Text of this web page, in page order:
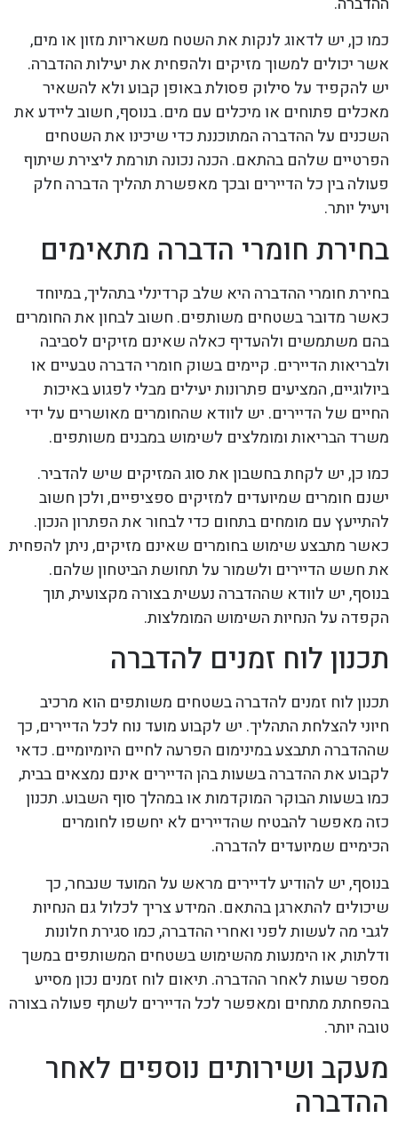
כמו כן, יש לדאוג לנקות את השטח משאריות מזון או מים,
אשר יכולים למשוך מזיקים ולהפחית את יעילות ההדברה.
יש להקפיד על סילוק פסולת באופן קבוע ולא להשאיר
מאכלים פתוחים או מיכלים עם מים. בנוסף, חשוב ליידע את
השכנים על ההדברה המתוכננת כדי שיכינו את השטחים
הפרטיים שלהם בהתאם. הכנה נכונה תורמת ליצירת שיתוף
פעולה בין כל הדיירים ובכך מאפשרת תהליך הדברה חלק
ויעיל יותר.
בחירת חומרי הדברה מתאימים
בחירת חומרי ההדברה היא שלב קרדינלי בתהליך, במיוחד
כאשר מדובר בשטחים משותפים. חשוב לבחון את החומרים
בהם משתמשים ולהעדיף כאלה שאינם מזיקים לסביבה
ולבריאות הדיירים. קיימים בשוק חומרי הדברה טבעיים או
ביולוגיים, המציעים פתרונות יעילים מבלי לפגוע באיכות
החיים של הדיירים. יש לוודא שהחומרים מאושרים על ידי
משרד הבריאות ומומלצים לשימוש במבנים משותפים.
כמו כן, יש לקחת בחשבון את סוג המזיקים שיש להדביר.
ישנם חומרים שמיועדים למזיקים ספציפיים, ולכן חשוב
להתייעץ עם מומחים בתחום כדי לבחור את הפתרון הנכון.
כאשר מתבצע שימוש בחומרים שאינם מזיקים, ניתן להפחית
את חשש הדיירים ולשמור על תחושת הביטחון שלהם.
בנוסף, יש לוודא שההדברה נעשית בצורה מקצועית, תוך
הקפדה על הנחיות השימוש המומלצות.
תכנון לוח זמנים להדברה
תכנון לוח זמנים להדברה בשטחים משותפים הוא מרכיב
חיוני להצלחת התהליך. יש לקבוע מועד נוח לכל הדיירים, כך
שההדברה תתבצע במינימום הפרעה לחיים היומיומיים. כדאי
לקבוע את ההדברה בשעות בהן הדיירים אינם נמצאים בבית,
כמו בשעות הבוקר המוקדמות או במהלך סוף השבוע. תכנון
כזה מאפשר להבטיח שהדיירים לא יחשפו לחומרים
הכימיים שמיועדים להדברה.
בנוסף, יש להודיע לדיירים מראש על המועד שנבחר, כך
שיכולים להתארגן בהתאם. המידע צריך לכלול גם הנחיות
לגבי מה לעשות לפני ואחרי ההדברה, כמו סגירת חלונות
ודלתות, או הימנעות מהשימוש בשטחים המשותפים במשך
מספר שעות לאחר ההדברה. תיאום לוח זמנים נכון מסייע
בהפחתת מתחים ומאפשר לכל הדיירים לשתף פעולה בצורה
טובה יותר.
מעקב ושירותים נוספים לאחר
ההדברה